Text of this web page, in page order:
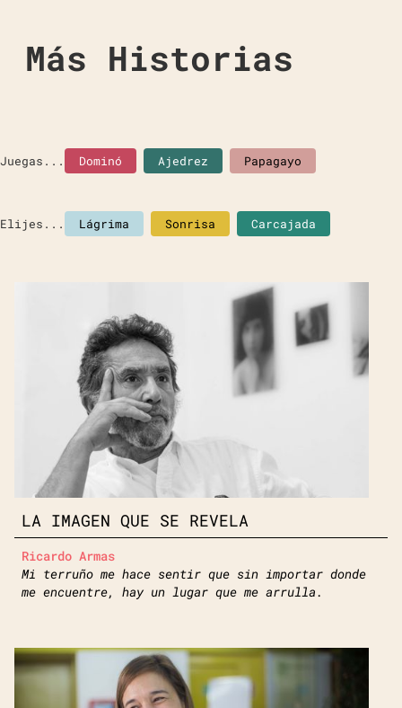
Más Historias
Juegas... Dominó Ajedrez Papagayo
Elijes... Lágrima Sonrisa Carcajada
LA IMAGEN QUE SE REVELA
Ricardo Armas
Mi terruño me hace sentir que sin importar donde
me encuentre, hay un lugar que me arrulla.